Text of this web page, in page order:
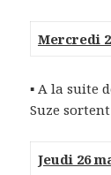
Mercredi
▪ A la suite
Suze
Jeudi 26